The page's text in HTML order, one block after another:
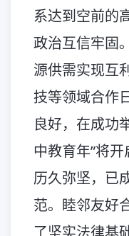
系达到空前的
政治互信牢固
源供需实现互
技等领域合作
良好，在成功
中教育年”将开
历久弥坚，已
范。睦邻友好